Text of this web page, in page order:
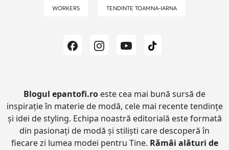
WORKERS TENDINTE TOAMNA-IARNA
Blogul epantofi.ro este cea mai bună sursă de
inspirație în materie de modă, cele mai recente tendințe
și idei de styling. Echipa noastră editorială este formată
din pasionați de modă și stiliști care descoperă în
fiecare zi lumea modei pentru Tine. Rămâi alături de